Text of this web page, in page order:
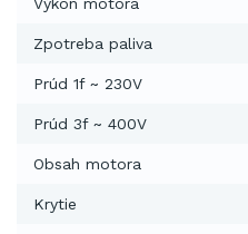
Výkon motora
Zpotreba paliva
Prúd 1f ~ 230V
Prúd 3f ~ 400V
Obsah motora
Krytie